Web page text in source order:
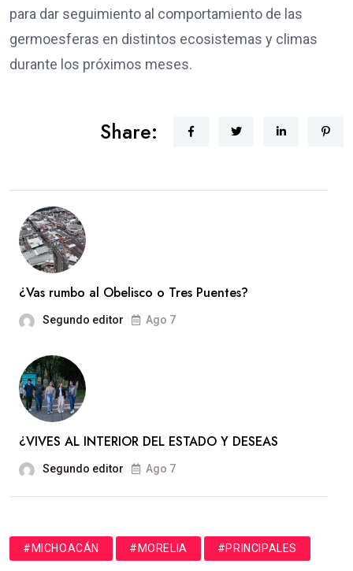
para dar seguimiento al comportamiento de las
germoesferas en distintos ecosistemas y climas
durante los próximos meses.
Share:
¿Vas rumbo al Obelisco o Tres Puentes?
Segundo editor Ago 7
¿VIVES AL INTERIOR DEL ESTADO Y DESEAS
Segundo editor Ago 7
#MICHOACÁN #MORELIA #PRINCIPALES